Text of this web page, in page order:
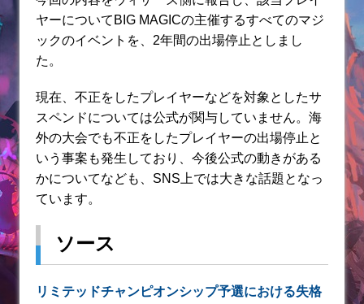
ヤーについてBIG MAGICの主催するすべてのマジ
ックのイベントを、2年間の出場停止としまし
た。
現在、不正をしたプレイヤーなどを対象としたサ
スペンドについては公式が関与していません。海
外の大会でも不正をしたプレイヤーの出場停止と
いう事案も発生しており、今後公式の動きがある
かについてなども、SNS上では大きな話題となっ
ています。
ソース
リミテッドチャンピオンシップ予選における失格